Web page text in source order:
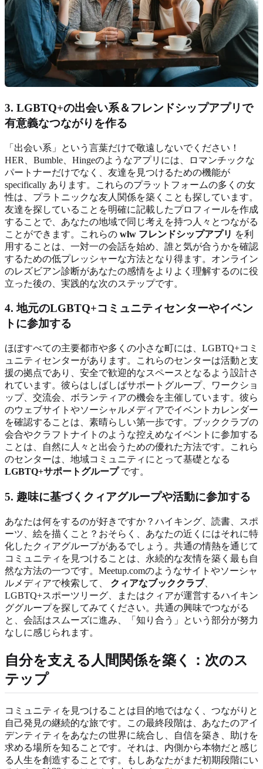
3. LGBTQ+の出会い系＆フレンドシップアプリで
有意義なつながりを作る
「出会い系」という言葉だけで敬遠しないでください！
HER、Bumble、Hingeのようなアプリには、ロマンチックな
パートナーだけでなく、友達を見つけるための機能が
specifically あります。これらのプラットフォームの多くの女
性は、プラトニックな友人関係を築くことも探しています。
友達を探していることを明確に記載したプロフィールを作成
することで、あなたの地域で同じ考えを持つ人々とつながる
ことができます。これらの wlw フレンドシップアプリ を利
用することは、一対一の会話を始め、誰と気が合うかを確認
するための低プレッシャーな方法となり得ます。オンライン
のレズビアン診断があなたの感情をよりよく理解するのに役
立った後の、実践的な次のステップです。
4. 地元のLGBTQ+コミュニティセンターやイベン
トに参加する
ほぼすべての主要都市や多くの小さな町には、LGBTQ+コミ
ュニティセンターがあります。これらのセンターは活動と支
援の拠点であり、安全で歓迎的なスペースとなるよう設計さ
れています。彼らはしばしばサポートグループ、ワークショ
ップ、交流会、ボランティアの機会を主催しています。彼ら
のウェブサイトやソーシャルメディアでイベントカレンダー
を確認することは、素晴らしい第一歩です。ブッククラブの
会合やクラフトナイトのような控えめなイベントに参加する
ことは、自然に人々と出会うための優れた方法です。これら
のセンターは、地域コミュニティにとって基礎となる
LGBTQ+サポートグループです。
5. 趣味に基づくクィアグループや活動に参加する
あなたは何をするのが好きですか？ハイキング、読書、スポ
ーツ、絵を描くこと？おそらく、あなたの近くにはそれに特
化したクィアグループがあるでしょう。共通の情熱を通じて
コミュニティを見つけることは、永続的な友情を築く最も自
然な方法の一つです。Meetup.comのようなサイトやソーシャ
ルメディアで検索して、 クィアなブッククラブ、
LGBTQ+スポーツリーグ、またはクィアが運営するハイキン
ググループを探してみてください。共通の興味でつながる
と、会話はスムーズに進み、「知り合う」という部分が努力
なしに感じられます。
自分を支える人間関係を築く：次のス
テップ
コミュニティを見つけることは目的地ではなく、つながりと
自己発見の継続的な旅です。この最終段階は、あなたのアイ
デンティティをあなたの世界に統合し、自信を築き、助けを
求める場所を知ることです。それは、内側から本物だと感じ
る人生を創造することです。もしあなたがまだ初期段階にい